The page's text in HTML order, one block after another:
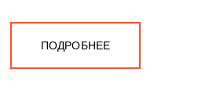
ПОДРОБНЕЕ